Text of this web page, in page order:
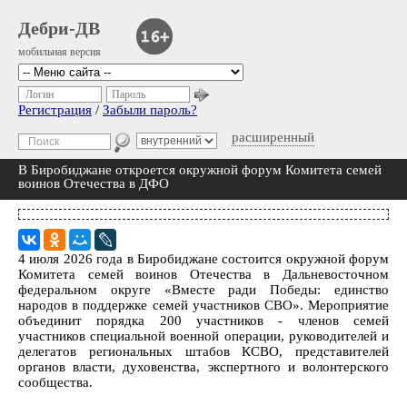
Дебри-ДВ
мобильная версия
расширенный
Логин Пароль
Регистрация / Забыли пароль?
В Биробиджане откроется окружной форум Комитета семей
воинов Отечества в ДФО
4 июля 2026 года в Биробиджане состоится окружной форум
Комитета семей воинов Отечества в Дальневосточном
федеральном округе «Вместе ради Победы: единство
народов в поддержке семей участников СВО». Мероприятие
объединит порядка 200 участников - членов семей
участников специальной военной операции, руководителей и
делегатов региональных штабов КСВО, представителей
органов власти, духовенства, экспертного и волонтерского
сообщества.